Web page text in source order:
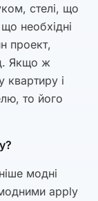
стелі, що
необхідні
проект,
Якщо ж
квартиру і
то його
модні
модними apply